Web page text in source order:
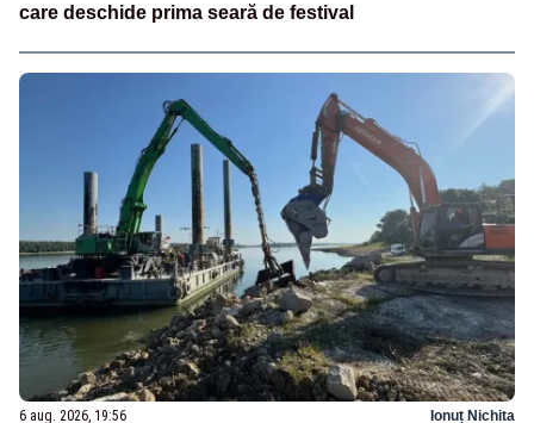
care deschide prima seară de festival
6 aug. 2026, 19:56 Ionuț Nichita